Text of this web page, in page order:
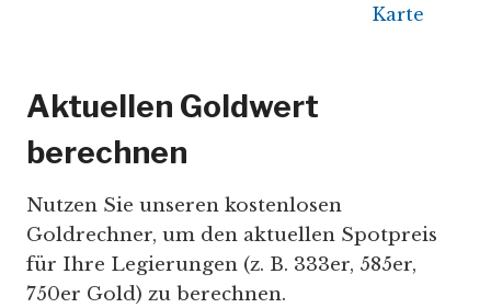
Karte
Aktuellen Goldwert
berechnen
Nutzen Sie unseren kostenlosen
Goldrechner, um den aktuellen Spotpreis
für Ihre Legierungen (z. B. 333er, 585er,
750er Gold) zu berechnen.